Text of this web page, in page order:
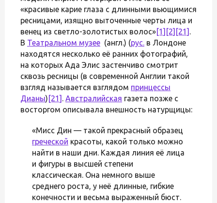
«красивые карие глаза с длинными вьющимися
ресницами, изящно выточенные черты лица и
венец из светло-золотистых волос»[1] [2] [21] .
В Театральном музее (англ.) (рус. в Лондоне
находятся несколько её ранних фотографий,
на которых Ада Элис застенчиво смотрит
сквозь ресницы (в современной Англии такой
взгляд называется взглядом принцессы
Дианы) [21] . Австралийская газета позже с
восторгом описывала внешность натурщицы:
«Мисс Дин — такой прекрасный образец
греческой красоты, какой только можно
найти в наши дни. Каждая линия её лица
и фигуры в высшей степени
классическая. Она немного выше
среднего роста, у неё длинные, гибкие
конечности и весьма выраженный бюст.